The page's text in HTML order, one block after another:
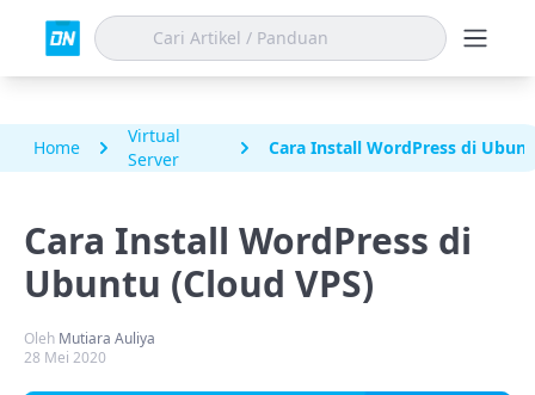
Home
Virtual
Server
Cara Install WordPress di
Cara Install WordPress di
Ubuntu (Cloud VPS)
Oleh Mutiara Auliya
28 Mei 2020